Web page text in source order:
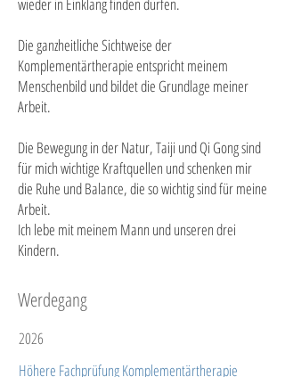
Die ganzheitliche Sichtweise der
Komplementärtherapie entspricht meinem
Menschenbild und bildet die Grundlage meiner
Arbeit.
Die Bewegung in der Natur, Taiji und Qi Gong sind
für mich wichtige Kraftquellen und schenken mir
die Ruhe und Balance, die so wichtig sind für meine
Arbeit.
Ich lebe mit meinem Mann und unseren drei
Kindern.
Werdegang
2026
Höhere Fachprüfung Komplementärtherapie